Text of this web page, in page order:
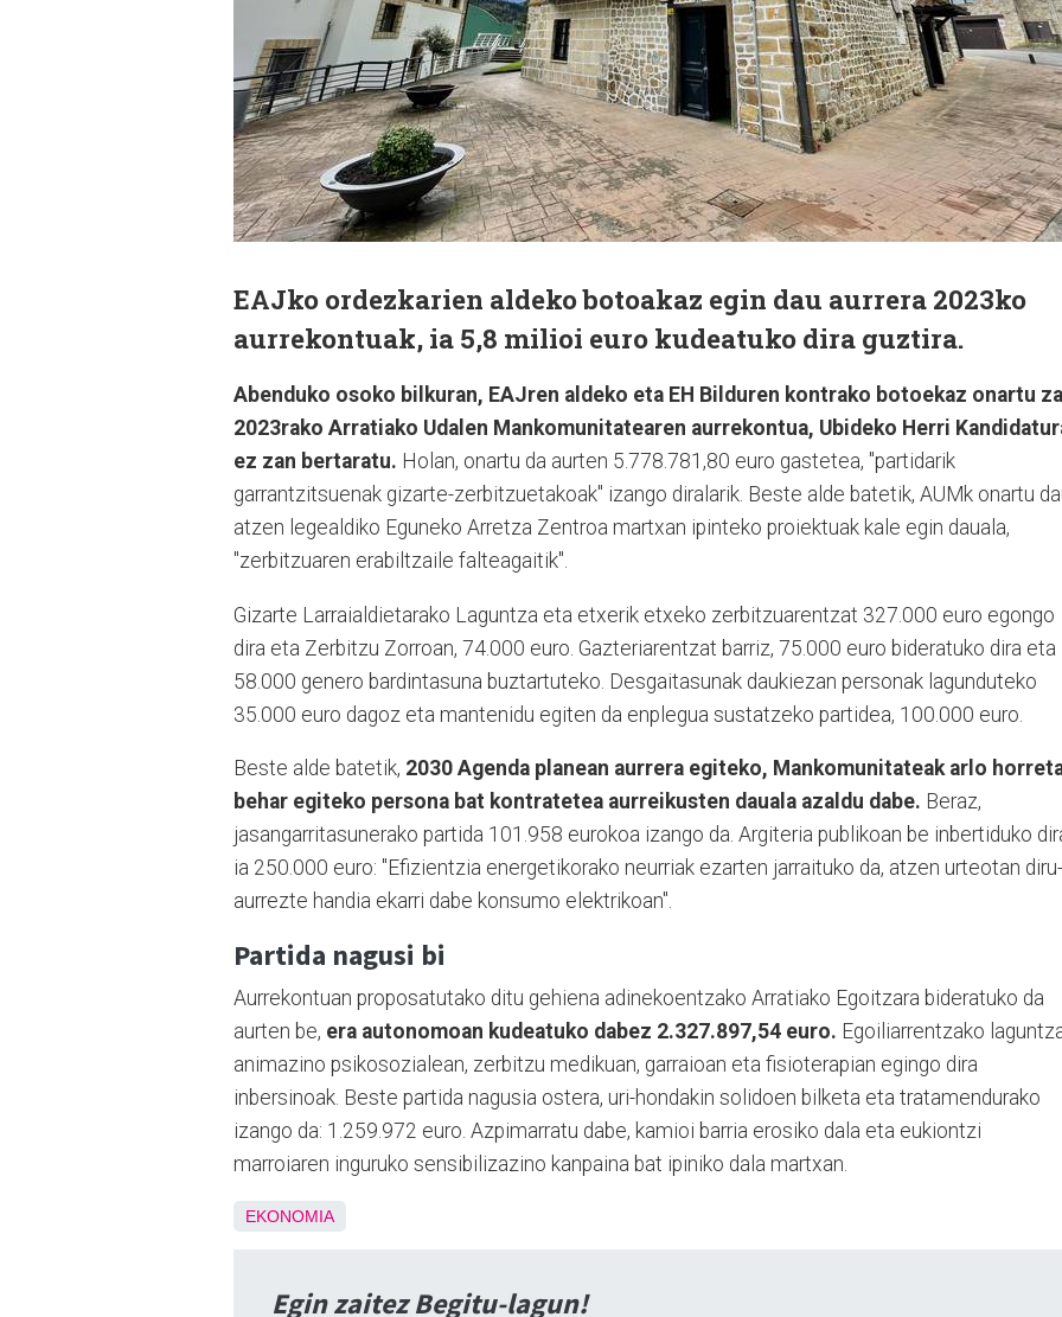
EAJko ordezkarien aldeko botoakaz egin dau aurrera 2023ko
aurrekontuak, ia 5,8 milioi euro kudeatuko dira guztira.
Abenduko osoko bilkuran, EAJren aldeko eta EH Bilduren kontrako botoekaz onartu
2023rako Arratiako Udalen Mankomunitatearen aurrekontua, Ubideko Herri
ez zan bertaratu. Holan, onartu da aurten 5.778.781,80 euro gastetea, "partidarik
garrantzitsuenak gizarte-zerbitzuetakoak" izango diralarik. Beste alde batetik, AUMk onartu
atzen legealdiko Eguneko Arretza Zentroa martxan ipinteko proiektuak kale egin dauala,
"zerbitzuaren erabiltzaile falteagaitik".
Gizarte Larraialdietarako Laguntza eta etxerik etxeko zerbitzuarentzat 327.000 euro egongo
dira eta Zerbitzu Zorroan, 74.000 euro. Gazteriarentzat barriz, 75.000 euro bideratuko dira eta
58.000 genero bardintasuna buztartuteko. Desgaitasunak daukiezan personak lagunduteko
35.000 euro dagoz eta mantenidu egiten da enplegua sustatzeko partidea, 100.000 euro.
Beste alde batetik, 2030 Agenda planean aurrera egiteko, Mankomunitateak arlo
behar egiteko persona bat kontratetea aurreikusten dauala azaldu dabe. Beraz,
jasangarritasunerako partida 101.958 eurokoa izango da. Argiteria publikoan be inbertiduko
ia 250.000 euro: "Efizientzia energetikorako neurriak ezarten jarraituko da, atzen urteotan diru-
aurrezte handia ekarri dabe konsumo elektrikoan".
Partida nagusi bi
Aurrekontuan proposatutako ditu gehiena adinekoentzako Arratiako Egoitzara bideratuko da
aurten be, era autonomoan kudeatuko dabez 2.327.897,54 euro. Egoiliarrentzako
animazino psikosozialean, zerbitzu medikuan, garraioan eta fisioterapian egingo dira
inbersinoak. Beste partida nagusia ostera, uri-hondakin solidoen bilketa eta tratamendurako
izango da: 1.259.972 euro. Azpimarratu dabe, kamioi barria erosiko dala eta eukiontzi
marroiaren inguruko sensibilizazino kanpaina bat ipiniko dala martxan.
EKONOMIA
Egin zaitez Begitu-lagun!